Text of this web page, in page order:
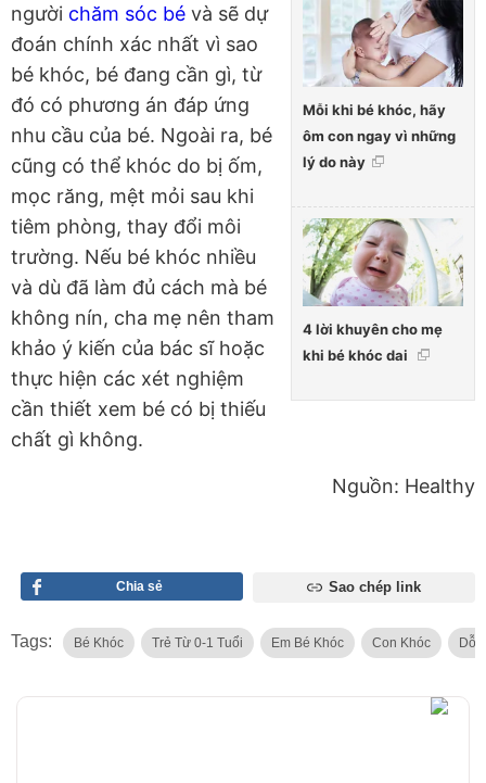
Mỗi khi bé khóc, hãy
ôm con ngay vì những
lý do này
4 lời khuyên cho mẹ
khi bé khóc dai
người chăm sóc bé và sẽ dự
đoán chính xác nhất vì sao
bé khóc, bé đang cần gì, từ
đó có phương án đáp ứng
nhu cầu của bé. Ngoài ra, bé
cũng có thể khóc do bị ốm,
mọc răng, mệt mỏi sau khi
tiêm phòng, thay đổi môi
trường. Nếu bé khóc nhiều
và dù đã làm đủ cách mà bé
không nín, cha mẹ nên tham
khảo ý kiến của bác sĩ hoặc
thực hiện các xét nghiệm
cần thiết xem bé có bị thiếu
chất gì không.
Nguồn: Healthy
Chia sẻ Sao chép link
Tags: Bé Khóc Trẻ Từ 0-1 Tuổi Em Bé Khóc Con Khóc Dỗ